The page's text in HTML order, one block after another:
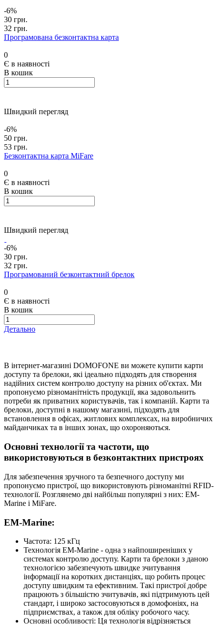
-6%
30 грн.
32 грн.
Програмована безконтактна карта
0
Є в наявності
В кошик
Швидкий перегляд
-6%
50 грн.
53 грн.
Безконтактна карта MiFare
0
Є в наявності
В кошик
Швидкий перегляд
-6%
30 грн.
32 грн.
Програмований безконтактний брелок
0
Є в наявності
В кошик
Детально
В інтернет-магазині DOMOFONE ви можете купити карти
доступу та брелоки, які ідеально підходять для створення
надійних систем контролю доступу на різних об'єктах. Ми
пропонуємо різноманітність продукції, яка задовольнить
потреби як приватних користувачів, так і компаній. Карти та
брелоки, доступні в нашому магазині, підходять для
встановлення в офісах, житлових комплексах, на виробничих
майданчиках та в інших зонах, що охороняються.
Основні технології та частоти, що
використовуються в безконтактних пристроях
Для забезпечення зручного та безпечного доступу ми
пропонуємо пристрої, що використовують різноманітні RFID-
технології. Розглянемо дві найбільш популярні з них: EM-
Marine і MiFare.
EM-Marine:
Частота: 125 кГц
Технологія EM-Marine - одна з найпоширеніших у
системах контролю доступу. Карти та брелоки з даною
технологією забезпечують швидке зчитування
інформації на коротких дистанціях, що робить процес
доступу швидким та ефективним. Такі пристрої добре
працюють з більшістю зчитувачів, які підтримують цей
стандарт, і широко застосовуються в домофоніях, на
підприємствах, а також для обліку робочого часу.
Основні особливості: Ця технологія відрізняється